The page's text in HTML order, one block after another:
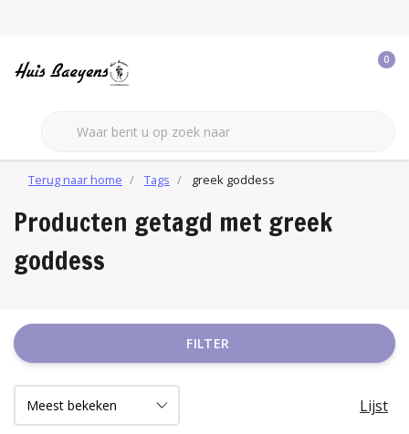
0
Terug naar home Tags greek goddess
Producten getagd met greek
goddess
FILTER
Lijst